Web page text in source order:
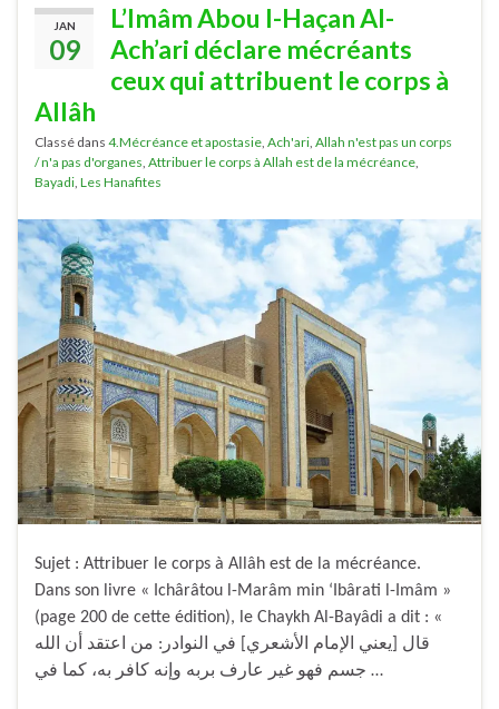
JAN
09
L’Imâm Abou l-Haçan Al-
Ach’ari déclare mécréants
ceux qui attribuent le corps à
Allâh
Classé dans 4.Mécréance et apostasie Ach'ari Allah n'est pas un corps
/ n'a pas d'organes Attribuer le corps à Allah est de la mécréance
Bayadi Les Hanafites
Sujet : Attribuer le corps à Allâh est de la mécréance.
Dans son livre « Ichârâtou l-Marâm min ‘Ibârati l-Imâm »
(page 200 de cette édition), le Chaykh Al-Bayâdi a dit : «
قال [يعني الإمام الأشعري] في النوادر: من اعتقد أن الله
جسم فهو غير عارف بربه وإنه كافر به، كما في …